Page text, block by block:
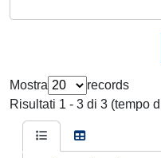
Mostra
records
Risultati 1 - 3 di 3 (tempo